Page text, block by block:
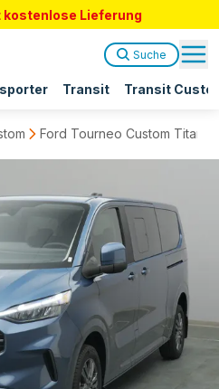
Lieferung
Transit Transit
Suche
Ford Tourneo Custom